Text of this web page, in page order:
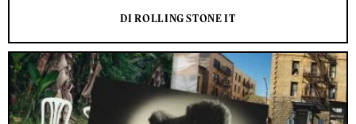
DI ROLLING STONE IT